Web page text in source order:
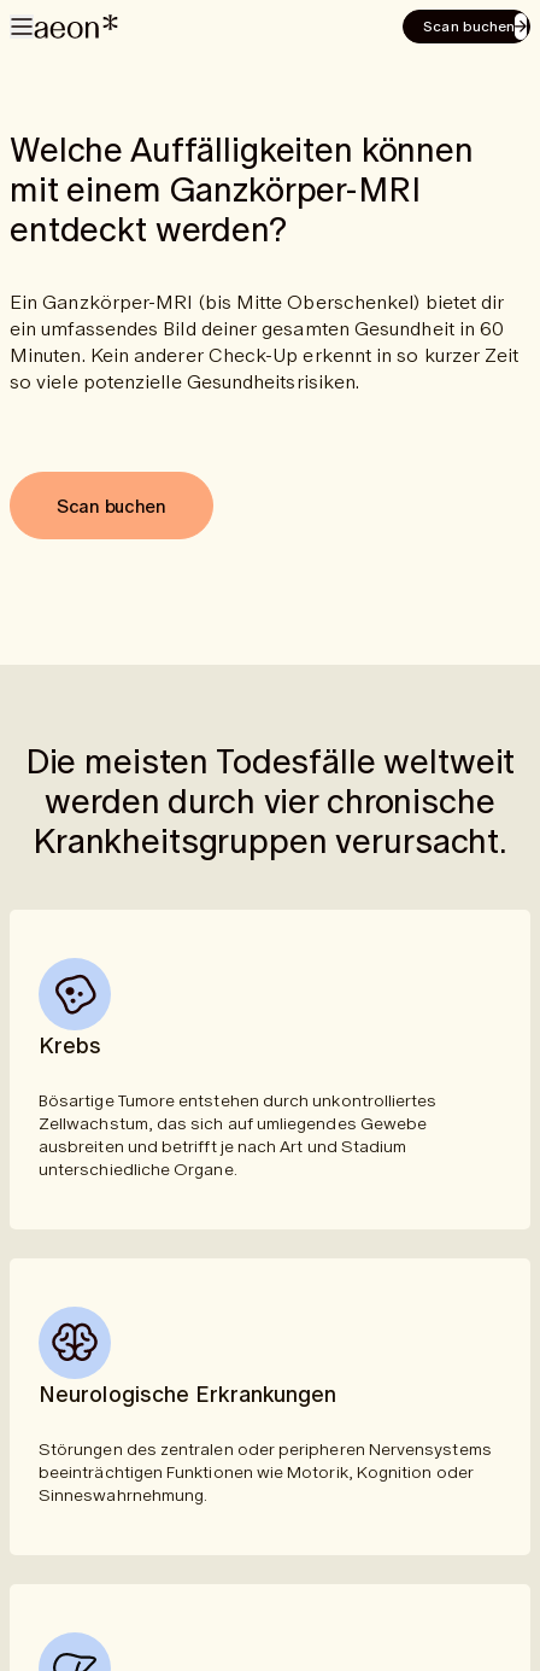
Scan buchen
Welche Auffälligkeiten können
mit einem Ganzkörper-MRI
entdeckt werden?
Ein Ganzkörper-MRI (bis Mitte Oberschenkel) bietet dir
ein umfassendes Bild deiner gesamten Gesundheit in 60
Minuten. Kein anderer Check-Up erkennt in so kurzer Zeit
so viele potenzielle Gesundheitsrisiken.
Scan buchen
Die meisten Todesfälle weltweit
werden durch vier chronische
Krankheitsgruppen verursacht.
Krebs
Bösartige Tumore entstehen durch unkontrolliertes
Zellwachstum, das sich auf umliegendes Gewebe
ausbreiten und betrifft je nach Art und Stadium
unterschiedliche Organe.
Neurologische Erkrankungen
Störungen des zentralen oder peripheren Nervensystems
beeinträchtigen Funktionen wie Motorik, Kognition oder
Sinneswahrnehmung.